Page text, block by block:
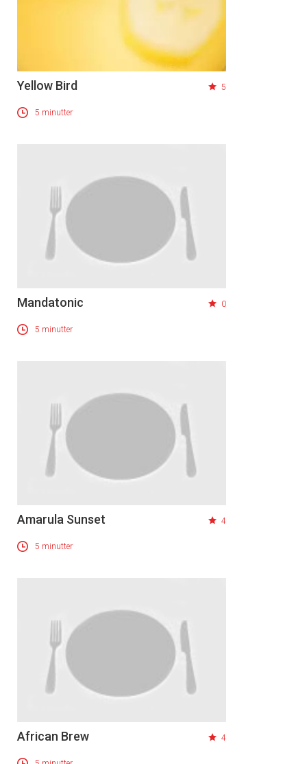
Yellow Bird 5
5 minutter
Mandatonic 0
5 minutter
Amarula Sunset 4
5 minutter
African Brew 4